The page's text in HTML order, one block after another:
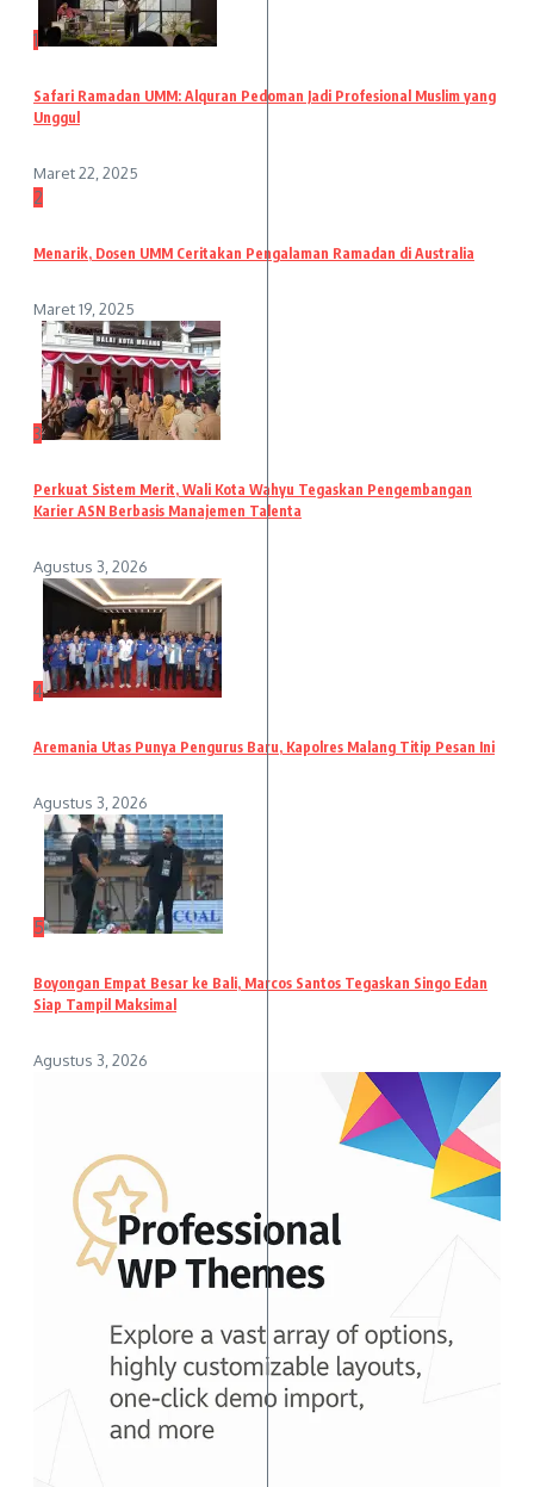
1
Safari Ramadan UMM: Alquran Pedoman Jadi Profesional Muslim yang
Unggul
Maret 22, 2025
2
Menarik, Dosen UMM Ceritakan Pengalaman Ramadan di Australia
Maret 19, 2025
3
Perkuat Sistem Merit, Wali Kota Wahyu Tegaskan Pengembangan
Karier ASN Berbasis Manajemen Talenta
Agustus 3, 2026
4
Aremania Utas Punya Pengurus Baru, Kapolres Malang Titip Pesan Ini
Agustus 3, 2026
5
Boyongan Empat Besar ke Bali, Marcos Santos Tegaskan Singo Edan
Siap Tampil Maksimal
Agustus 3, 2026